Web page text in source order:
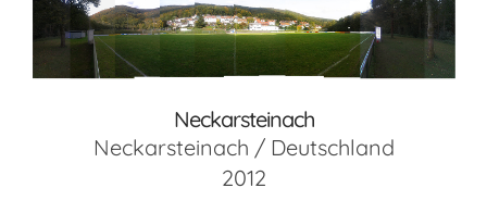
Neckarsteinach
Neckarsteinach / Deutschland
2012